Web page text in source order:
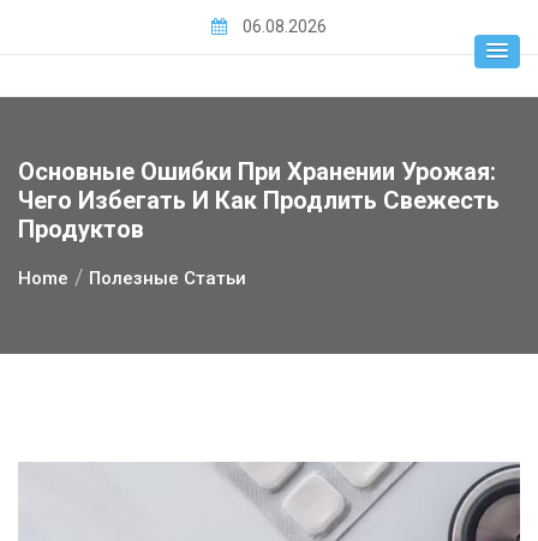
06.08.2026
Основные Ошибки При Хранении Урожая:
Чего Избегать И Как Продлить Свежесть
Продуктов
Home Полезные Статьи